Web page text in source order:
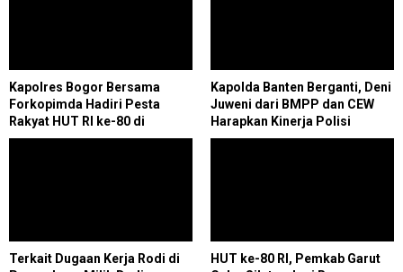
Kapolres Bogor Bersama
Forkopimda Hadiri Pesta
Rakyat HUT RI ke-80 di
Babakan Madang
Kapolda Banten Berganti, Deni
Juweni dari BMPP dan CEW
Harapkan Kinerja Polisi
Semakin Meningkat
Terkait Dugaan Kerja Rodi di
HUT ke-80 RI, Pemkab Garut